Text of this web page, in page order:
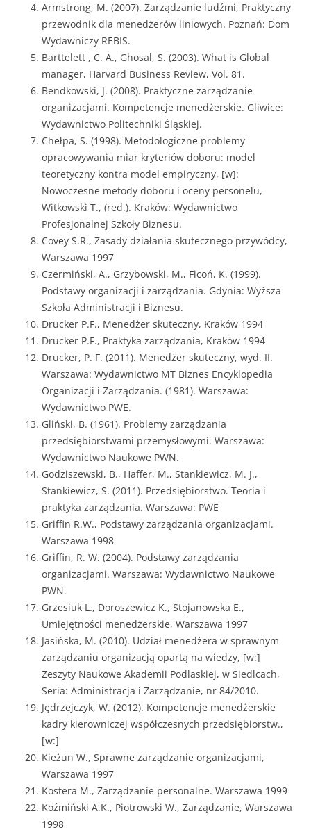
Armstrong, M. (2007). Zarządzanie ludźmi, Praktyczny
przewodnik dla menedżerów liniowych. Poznań: Dom
Wydawniczy REBIS.
Barttelett , C. A., Ghosal, S. (2003). What is Global
manager, Harvard Business Review, Vol. 81.
Bendkowski, J. (2008). Praktyczne zarządzanie
organizacjami. Kompetencje menedżerskie. Gliwice:
Wydawnictwo Politechniki Śląskiej.
Chełpa, S. (1998). Metodologiczne problemy
opracowywania miar kryteriów doboru: model
teoretyczny kontra model empiryczny, [w]:
Nowoczesne metody doboru i oceny personelu,
Witkowski T., (red.). Kraków: Wydawnictwo
Profesjonalnej Szkoły Biznesu.
Covey S.R., Zasady działania skutecznego przywódcy,
Warszawa 1997
Czermiński, A., Grzybowski, M., Ficoń, K. (1999).
Podstawy organizacji i zarządzania. Gdynia: Wyższa
Szkoła Administracji i Biznesu.
Drucker P.F., Menedżer skuteczny, Kraków 1994
Drucker P.F., Praktyka zarządzania, Kraków 1994
Drucker, P. F. (2011). Menedżer skuteczny, wyd. II.
Warszawa: Wydawnictwo MT Biznes Encyklopedia
Organizacji i Zarządzania. (1981). Warszawa:
Wydawnictwo PWE.
Gliński, B. (1961). Problemy zarządzania
przedsiębiorstwami przemysłowymi. Warszawa:
Wydawnictwo Naukowe PWN.
Godziszewski, B., Haffer, M., Stankiewicz, M. J.,
Stankiewicz, S. (2011). Przedsiębiorstwo. Teoria i
praktyka zarządzania. Warszawa: PWE
Griffin R.W., Podstawy zarządzania organizacjami.
Warszawa 1998
Griffin, R. W. (2004). Podstawy zarządzania
organizacjami. Warszawa: Wydawnictwo Naukowe
PWN.
Grzesiuk L., Doroszewicz K., Stojanowska E.,
Umiejętności menedżerskie, Warszawa 1997
Jasińska, M. (2010). Udział menedżera w sprawnym
zarządzaniu organizacją opartą na wiedzy, [w:]
Zeszyty Naukowe Akademii Podlaskiej, w Siedlcach,
Seria: Administracja i Zarządzanie, nr 84/2010.
Jędrzejczyk, W. (2012). Kompetencje menedżerskie
kadry kierowniczej współczesnych przedsiębiorstw.,
[w:]
Kieżun W., Sprawne zarządzanie organizacjami,
Warszawa 1997
Kostera M., Zarządzanie personalne. Warszawa 1999
Koźmiński A.K., Piotrowski W., Zarządzanie, Warszawa
1998